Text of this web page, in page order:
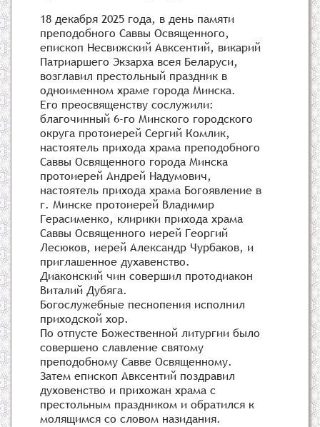
18 декабря 2025 года, в день памяти
преподобного Саввы Освященного,
епископ Несвижский Авксентий, викарий
Патриаршего Экзарха всея Беларуси,
возглавил престольный праздник в
одноименном храме города Минска.
Его преосвященству сослужили:
благочинный 6-го Минского городского
округа протоиерей Сергий Комлик,
настоятель прихода храма преподобного
Саввы Освященного города Минска
протоиерей Андрей Надумович,
настоятель прихода храма Богоявление в
г. Минске протоиерей Владимир
Герасименко, клирики прихода храма
Саввы Освященного иерей Георгий
Лесюков, иерей Александр Чурбаков, и
приглашенное духавенство.
Диаконский чин совершил протодиакон
Виталий Дубяга.
Богослужебные песнопения исполнил
приходской хор.
По отпусте Божественной литургии было
совершено славление святому
преподобному Савве Освященному.
Затем епископ Авксентий поздравил
духовенство и прихожан храма с
престольным праздником и обратился к
молящимся со словом назидания.